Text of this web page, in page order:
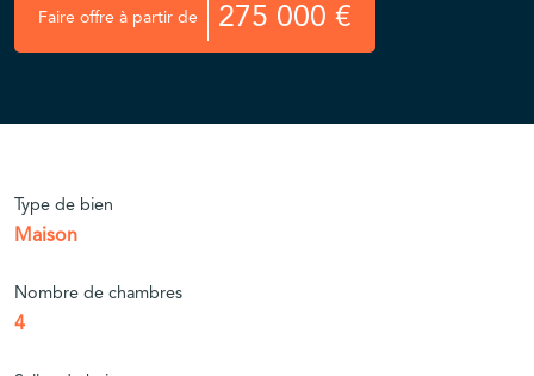
Faire offre à partir de 275 000 €
Type de bien
Maison
Nombre de chambres
4